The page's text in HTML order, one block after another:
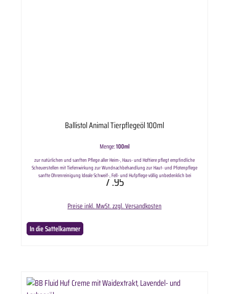
Ballistol Animal Tierpflegeöl 100ml
Menge:100ml
zur natürlichen und sanften Pflege aller Heim-, Haus- und Hoftiere pflegt empfindliche
Scheuerstellen mit Tiefenwirkung zur Wundnachbehandlung zur Haut- und Pfotenpflege
sanfte Ohrenreinigung Ideale Schweif-, Fell- und Hufpflege völlig unbedenklich bei
"versehentlicher" Einnahme von unabhängigen Tierärzten empfohlen 100ml oder 500ml
7.95
Preise inkl. MwSt. zzgl. Versandkosten
In die Sattelkammer